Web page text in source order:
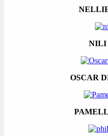
NILI
OSCAR